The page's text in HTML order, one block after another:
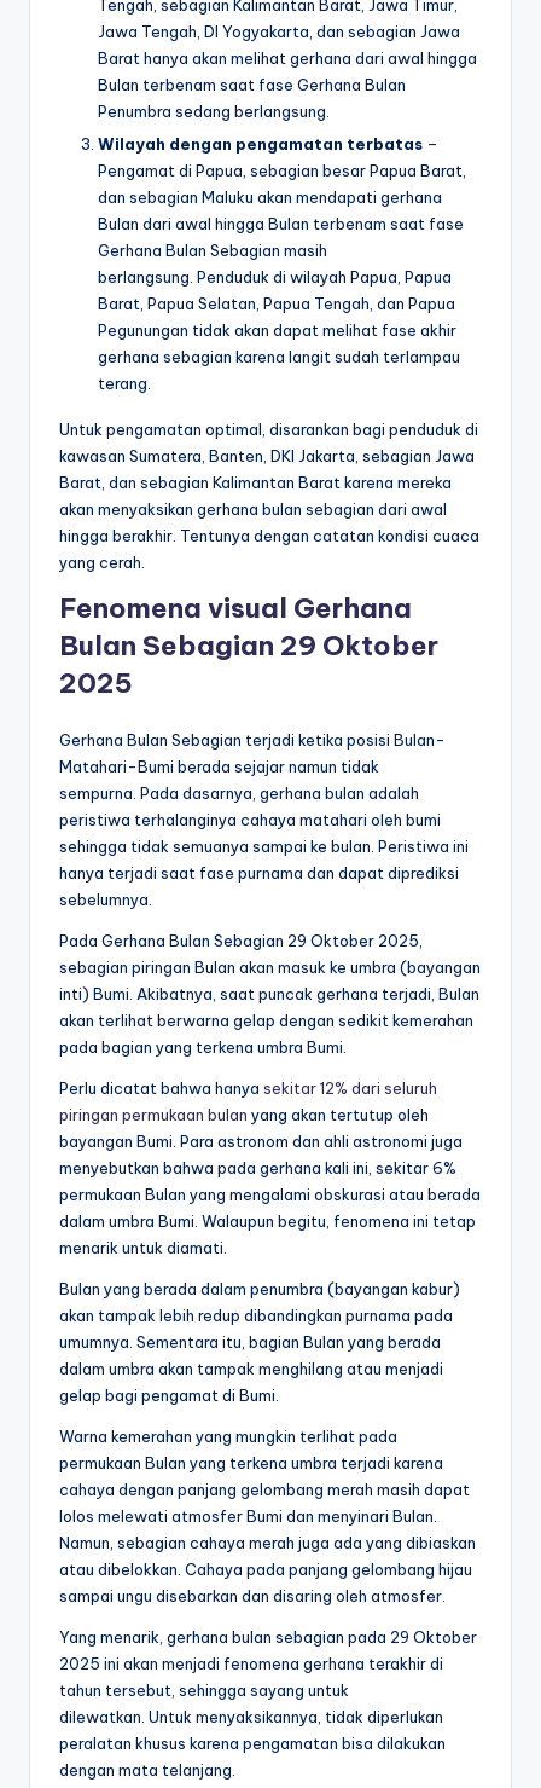
Tengah, sebagian Kalimantan Barat, Jawa Timur,
Jawa Tengah, DI Yogyakarta, dan sebagian Jawa
Barat hanya akan melihat gerhana dari awal hingga
Bulan terbenam saat fase Gerhana Bulan
Penumbra sedang berlangsung.
Wilayah dengan pengamatan terbatas –
Pengamat di Papua, sebagian besar Papua Barat,
dan sebagian Maluku akan mendapati gerhana
Bulan dari awal hingga Bulan terbenam saat fase
Gerhana Bulan Sebagian masih
berlangsung. Penduduk di wilayah Papua, Papua
Barat, Papua Selatan, Papua Tengah, dan Papua
Pegunungan tidak akan dapat melihat fase akhir
gerhana sebagian karena langit sudah terlampau
terang.
Untuk pengamatan optimal, disarankan bagi penduduk di
kawasan Sumatera, Banten, DKI Jakarta, sebagian Jawa
Barat, dan sebagian Kalimantan Barat karena mereka
akan menyaksikan gerhana bulan sebagian dari awal
hingga berakhir. Tentunya dengan catatan kondisi cuaca
yang cerah.
Fenomena visual Gerhana
Bulan Sebagian 29 Oktober
2025
Gerhana Bulan Sebagian terjadi ketika posisi Bulan-
Matahari-Bumi berada sejajar namun tidak
sempurna. Pada dasarnya, gerhana bulan adalah
peristiwa terhalanginya cahaya matahari oleh bumi
sehingga tidak semuanya sampai ke bulan. Peristiwa ini
hanya terjadi saat fase purnama dan dapat diprediksi
sebelumnya.
Pada Gerhana Bulan Sebagian 29 Oktober 2025,
sebagian piringan Bulan akan masuk ke umbra (bayangan
inti) Bumi. Akibatnya, saat puncak gerhana terjadi, Bulan
akan terlihat berwarna gelap dengan sedikit kemerahan
pada bagian yang terkena umbra Bumi.
Perlu dicatat bahwa hanya sekitar 12% dari seluruh
piringan permukaan bulan yang akan tertutup oleh
bayangan Bumi. Para astronom dan ahli astronomi juga
menyebutkan bahwa pada gerhana kali ini, sekitar 6%
permukaan Bulan yang mengalami obskurasi atau berada
dalam umbra Bumi. Walaupun begitu, fenomena ini tetap
menarik untuk diamati.
Bulan yang berada dalam penumbra (bayangan kabur)
akan tampak lebih redup dibandingkan purnama pada
umumnya. Sementara itu, bagian Bulan yang berada
dalam umbra akan tampak menghilang atau menjadi
gelap bagi pengamat di Bumi.
Warna kemerahan yang mungkin terlihat pada
permukaan Bulan yang terkena umbra terjadi karena
cahaya dengan panjang gelombang merah masih dapat
lolos melewati atmosfer Bumi dan menyinari Bulan.
Namun, sebagian cahaya merah juga ada yang dibiaskan
atau dibelokkan. Cahaya pada panjang gelombang hijau
sampai ungu disebarkan dan disaring oleh atmosfer.
Yang menarik, gerhana bulan sebagian pada 29 Oktober
2025 ini akan menjadi fenomena gerhana terakhir di
tahun tersebut, sehingga sayang untuk
dilewatkan. Untuk menyaksikannya, tidak diperlukan
peralatan khusus karena pengamatan bisa dilakukan
dengan mata telanjang.